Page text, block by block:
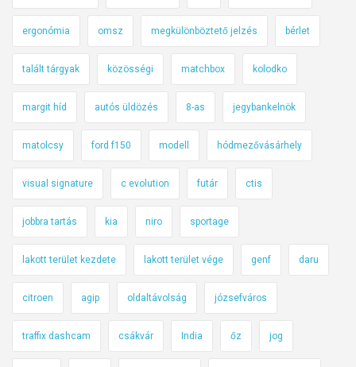
a
l
ó
ergonómia omsz megkülönböztető jelzés bérlet
talált tárgyak közösségi matchbox kolodko
margit híd autós üldözés 8-as jegybankelnök
matolcsy ford f150 modell hódmezővásárhely
visual signature c evolution futár ctis
jobbra tartás kia niro sportage
lakott terület kezdete lakott terület vége genf daru
citroen agip oldaltávolság józsefváros
traffix dashcam csákvár India őz jog